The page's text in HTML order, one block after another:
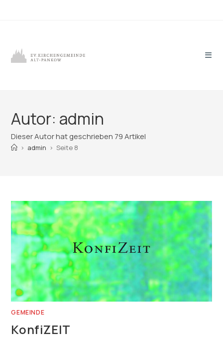
Autor: admin
Dieser Autor hat geschrieben 79 Artikel
> admin > Seite 8
GEMEINDE
KonfiZEIT